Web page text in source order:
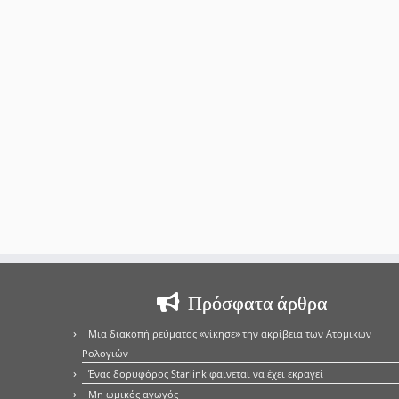
Πρόσφατα άρθρα
Μια διακοπή ρεύματος «νίκησε» την ακρίβεια των Ατομικών
Ρολογιών
Ένας δορυφόρος Starlink φαίνεται να έχει εκραγεί
Μη ωμικός αγωγός